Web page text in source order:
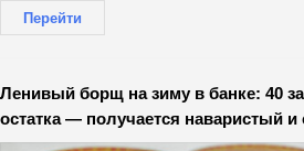
Перейти
Ленивый борщ на зиму в банке: 40
остатка — получается наваристый